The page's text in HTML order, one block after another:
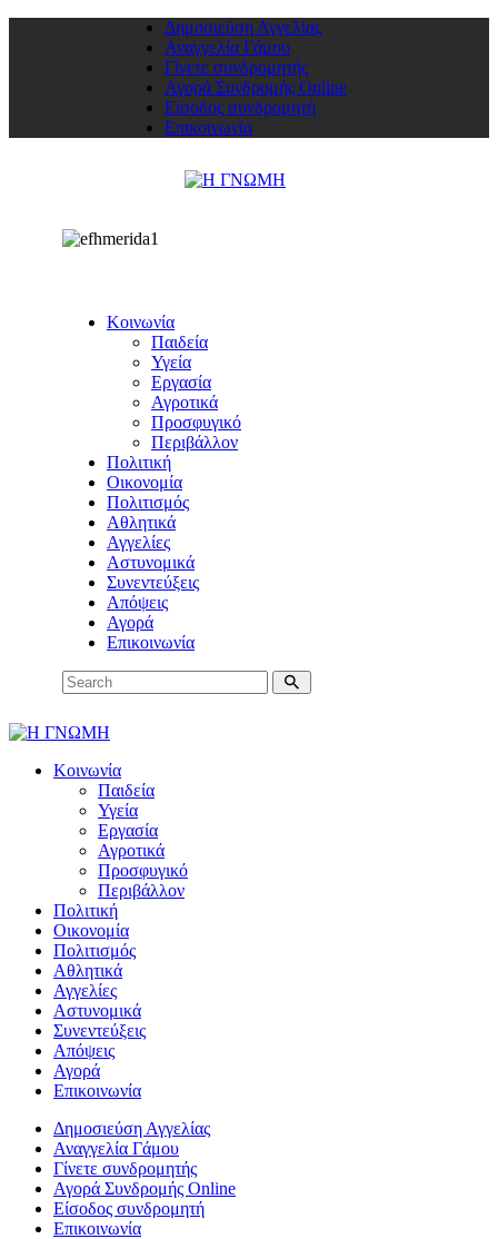
Δημοσιεύση Αγγελίας
Αναγγελία Γάμου
Γίνετε συνδρομητής
Αγορά Συνδρομής Online
Είσοδος συνδρομητή
Επικοινωνία
Κοινωνία
Παιδεία
Υγεία
Εργασία
Αγροτικά
Προσφυγικό
Περιβάλλον
Πολιτική
Οικονομία
Πολιτισμός
Αθλητικά
Αγγελίες
Αστυνομικά
Συνεντεύξεις
Απόψεις
Αγορά
Επικοινωνία
Κοινωνία
Παιδεία
Υγεία
Εργασία
Αγροτικά
Προσφυγικό
Περιβάλλον
Πολιτική
Οικονομία
Πολιτισμός
Αθλητικά
Αγγελίες
Αστυνομικά
Συνεντεύξεις
Απόψεις
Αγορά
Επικοινωνία
Δημοσιεύση Αγγελίας
Αναγγελία Γάμου
Γίνετε συνδρομητής
Αγορά Συνδρομής Online
Είσοδος συνδρομητή
Επικοινωνία